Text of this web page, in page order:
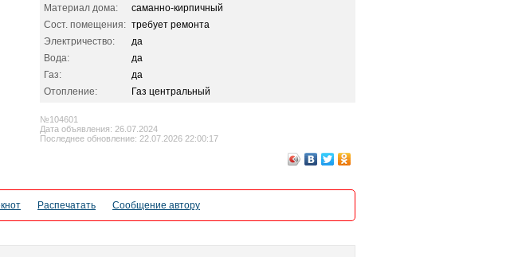
Материал дома:
саманно-кирпичный
Сост. помещения: требует ремонта
Электричество:
да
Вода:
да
Газ:
да
Отопление:
Газ центральный
№104601
Дата объявления: 26.07.2024
Последнее обновление: 22.07.2026 22:00:17
Распечатать Сообщение автору